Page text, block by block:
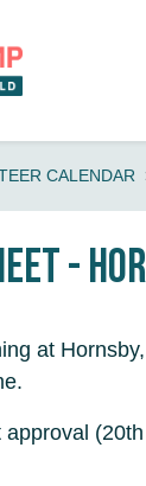
CALENDAR
-
at
approval